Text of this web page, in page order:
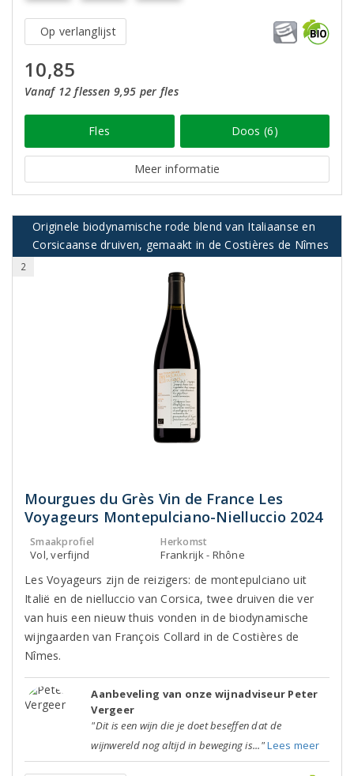
Op verlanglijst
10,85
Vanaf 12 flessen 9,95 per fles
Fles Doos (6)
Meer informatie
Originele biodynamische rode blend van Italiaanse en
Corsicaanse druiven, gemaakt in de Costières de Nîmes
2
Mourgues du Grès Vin de France Les
Voyageurs Montepulciano-Nielluccio 2024
Smaakprofiel
Vol, verfijnd
Herkomst
Frankrijk - Rhône
Les Voyageurs zijn de reizigers: de montepulciano uit
Italië en de nielluccio van Corsica, twee druiven die ver
van huis een nieuw thuis vonden in de biodynamische
wijngaarden van François Collard in de Costières de
Nîmes.
Aanbeveling van onze wijnadviseur Peter
Vergeer
"Dit is een wijn die je doet beseffen dat de
wijnwereld nog altijd in beweging is..."Lees meer